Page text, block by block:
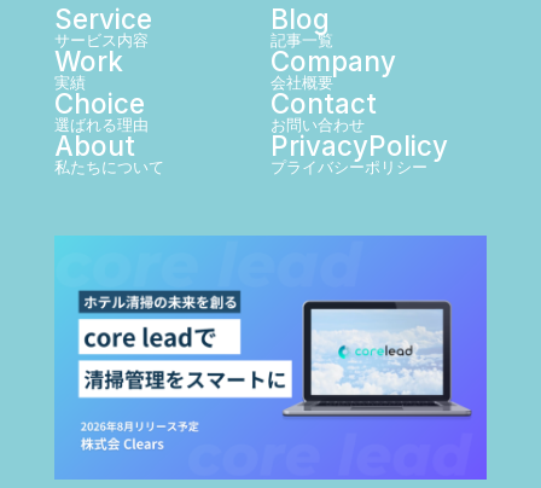
Service
サービス内容
Work
実績
Choice
選ばれる理由
About
私たちについて
Blog
記事一覧
Company
会社概要
Contact
お問い合わせ
PrivacyPolicy
プライバシーポリシー